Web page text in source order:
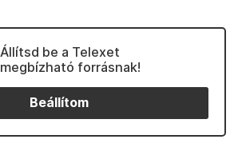
Állítsd be a Telexet
megbízható forrásnak!
Beállítom